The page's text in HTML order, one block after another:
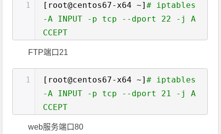
1 [root@centos67-x64 ~]# iptables
-A INPUT -p tcp --dport 22 -j A
CCEPT
FTP端口21
1 [root@centos67-x64 ~]# iptables
-A INPUT -p tcp --dport 21 -j A
CCEPT
web服务端口80